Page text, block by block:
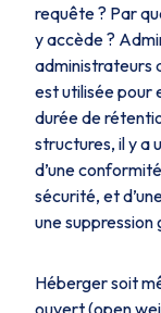
requête ? Par
y accède ?
administrateurs
est utilisée pour
durée de
structures, il y a
d’une
sécurité, et
une suppression
Héberger soit